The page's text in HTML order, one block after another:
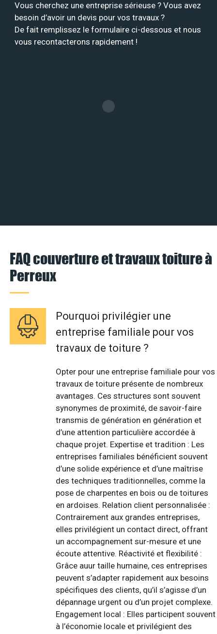
Vous cherchez une entreprise sérieuse ? Vous avez
besoin d’avoir un devis pour vos travaux ?
De fait remplissez le formulaire ci-dessous et nous
vous recontacterons rapidement !
FAQ couverture et travaux toiture à
Perreux
Pourquoi privilégier une
entreprise familiale pour vos
travaux de toiture ?
Opter pour une entreprise familiale pour vos
travaux de toiture présente de nombreux
avantages. Ces structures sont souvent
synonymes de proximité, de savoir-faire
transmis de génération en génération et
d’une attention particulière accordée à
chaque projet. Expertise et tradition : Les
entreprises familiales bénéficient souvent
d’une solide expérience et d’une maîtrise
des techniques traditionnelles, comme la
pose de charpentes en bois ou de toitures
en ardoises. Relation client personnalisée :
Contrairement aux grandes entreprises,
elles privilégient un contact direct, offrant
un accompagnement sur-mesure et une
écoute attentive. Réactivité et flexibilité :
Grâce auur taille humaine, ces entreprises
peuvent s’adapter rapidement aux besoins
spécifiques des clients, qu’il s’agisse d’un
dépannage urgent ou d’un projet complexe.
Engagement local : Elles participent souvent
à l’économie locale et privilégient des